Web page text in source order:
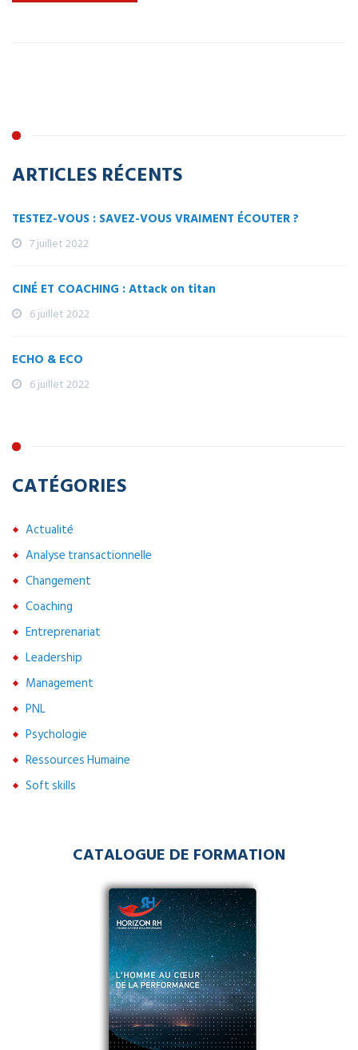
ARTICLES RÉCENTS
TESTEZ-VOUS : SAVEZ-VOUS VRAIMENT ÉCOUTER ?
7 juillet 2022
CINÉ ET COACHING : Attack on titan
6 juillet 2022
ECHO & ECO
6 juillet 2022
CATÉGORIES
Actualité
Analyse transactionnelle
Changement
Coaching
Entreprenariat
Leadership
Management
PNL
Psychologie
Ressources Humaine
Soft skills
CATALOGUE DE FORMATION